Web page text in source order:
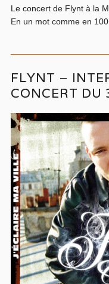
Le concert de Flynt à la
En un mot comme en 100
FLYNT –
CONCERT